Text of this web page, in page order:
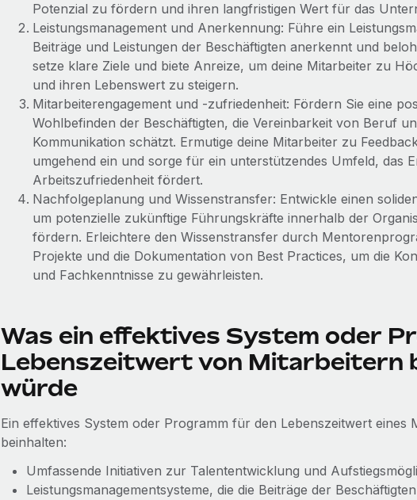
Potenzial zu fördern und ihren langfristigen Wert für das
Leistungsmanagement und Anerkennung: Führe ein
Beiträge und Leistungen der Beschäftigten anerkennt und
setze klare Ziele und biete Anreize, um deine Mitarbeiter zu
und ihren Lebenswert zu steigern.
Mitarbeiterengagement und -zufriedenheit: Fördern Sie eine
Wohlbefinden der Beschäftigten, die Vereinbarkeit von Beruf
Kommunikation schätzt. Ermutige deine Mitarbeiter zu
umgehend ein und sorge für ein unterstützendes Umfeld, das
Arbeitszufriedenheit fördert.
Nachfolgeplanung und Wissenstransfer: Entwickle einen
um potenzielle zukünftige Führungskräfte innerhalb der
fördern. Erleichtere den Wissenstransfer durch
Projekte und die Dokumentation von Best Practices, um die
und Fachkenntnisse zu gewährleisten.
Was ein effektives System oder
Lebenszeitwert von Mitarbeitern
würde
Ein effektives System oder Programm für den Lebenszeitwert eines
beinhalten:
Umfassende Initiativen zur Talententwicklung und
Leistungsmanagementsysteme, die die Beiträge der